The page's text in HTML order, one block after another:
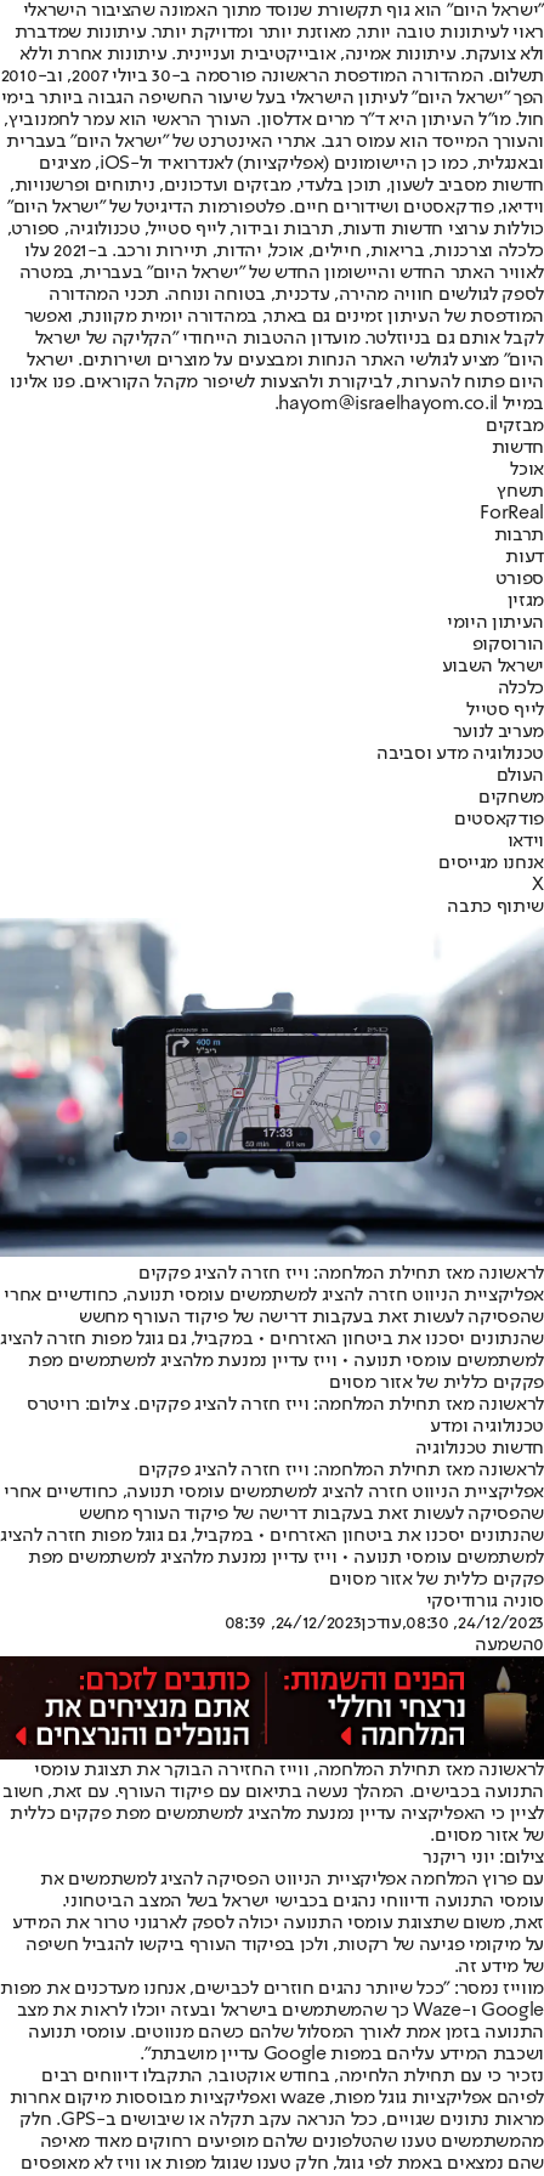
"ישראל היום" הוא גוף תקשורת שנוסד מתוך האמונה שהציבור הישראלי
ראוי לעיתונות טובה יותר, מאוזנת יותר ומדויקת יותר. עיתונות שמדברת
ולא צועקת. עיתונות אמינה, אובייקטיבית ועניינית. עיתונות אחרת וללא
תשלום. המהדורה המודפסת הראשונה פורסמה ב-30 ביולי 2007, וב-2010
הפך "ישראל היום" לעיתון הישראלי בעל שיעור החשיפה הגבוה ביותר בימי
חול. מו"ל העיתון היא ד"ר מרים אדלסון. העורך הראשי הוא עמר לחמנוביץ,
והעורך המייסד הוא עמוס רגב. אתרי האינטרנט של "ישראל היום" בעברית
ובאנגלית, כמו כן היישומונים (אפליקציות) לאנדרואיד ול-iOS, מציגים
חדשות מסביב לשעון, תוכן בלעדי, מבזקים ועדכונים, ניתוחים ופרשנויות,
וידיאו, פודקאסטים ושידורים חיים. פלטפורמות הדיגיטל של "ישראל היום"
כוללות ערוצי חדשות ודעות, תרבות ובידור, לייף סטייל, טכנולוגיה, ספורט,
כלכלה וצרכנות, בריאות, חיילים, אוכל, יהדות, תיירות ורכב. ב-2021 עלו
לאוויר האתר החדש והיישומון החדש של "ישראל היום" בעברית, במטרה
לספק לגולשים חוויה מהירה, עדכנית, בטוחה ונוחה. תכני המהדורה
המודפסת של העיתון זמינים גם באתר, במהדורה יומית מקוונת, ואפשר
לקבל אותם גם בניוזלטר. מועדון ההטבות הייחודי "הקליקה של ישראל
היום" מציע לגולשי האתר הנחות ומבצעים על מוצרים ושירותים. ישראל
היום פתוח להערות, לביקורת ולהצעות לשיפור מקהל הקוראים. פנו אלינו
במייל hayom@israelhayom.co.il.
מבזקים
חדשות
אוכל
תשחץ
ForReal
תרבות
דעות
ספורט
מגזין
העיתון היומי
הורוסקופ
ישראל השבוע
כלכלה
לייף סטייל
מעריב לנוער
טכנולוגיה מדע וסביבה
העולם
משחקים
פודקאסטים
וידאו
אנחנו מגייסים
X
שיתוף כתבה
לראשונה מאז תחילת המלחמה: וייז חזרה להציג פקקים
אפליקציית הניווט חזרה להציג למשתמשים עומסי תנועה, כחודשיים אחרי
שהפסיקה לעשות זאת בעקבות דרישה של פיקוד העורף מחשש
שהנתונים יסכנו את ביטחון האזרחים • במקביל, גם גוגל מפות חזרה להציג
למשתמשים עומסי תנועה • וייז עדיין נמנעת מלהציג למשתמשים מפת
פקקים כללית של אזור מסוים
לראשונה מאז תחילת המלחמה: וייז חזרה להציג פקקים. צילום: רויטרס
טכנולוגיה ומדע
חדשות טכנולוגיה
לראשונה מאז תחילת המלחמה: וייז חזרה להציג פקקים
אפליקציית הניווט חזרה להציג למשתמשים עומסי תנועה, כחודשיים אחרי
שהפסיקה לעשות זאת בעקבות דרישה של פיקוד העורף מחשש
שהנתונים יסכנו את ביטחון האזרחים • במקביל, גם גוגל מפות חזרה להציג
למשתמשים עומסי תנועה • וייז עדיין נמנעת מלהציג למשתמשים מפת
פקקים כללית של אזור מסוים
סוניה גורודיסקי
24/12/2023, 08:30
,עודכן24/12/2023, 08:39
0השמעה
לראשונה מאז תחילת המלחמה, ווייז החזירה הבוקר את תצוגת עומסי
התנועה בכבישים. המהלך נעשה בתיאום עם פיקוד העורף. עם זאת, חשוב
לציין כי האפליקציה עדיין נמנעת מלהציג למשתמשים מפת פקקים כללית
של אזור מסוים.
צילום: יוני ריקנר
עם פרוץ המלחמה אפליקציית הניווט הפסיקה להציג למשתמשים את
עומסי התנועה ודיווחי נהגים בכבישי ישראל בשל המצב הביטחוני.
זאת, משום שתצוגת עומסי התנועה יכולה לספק לארגוני טרור את המידע
על מיקומי פגיעה של רקטות, ולכן בפיקוד העורף ביקשו להגביל חשיפה
של מידע זה.
מווייז נמסר: "ככל שיותר נהגים חוזרים לכבישים, אנחנו מעדכנים את מפות
Google ו-Waze כך שהמשתמשים בישראל ובעזה יוכלו לראות את מצב
התנועה בזמן אמת לאורך המסלול שלהם כשהם מנווטים. עומסי תנועה
ושכבת המידע עליהם במפות Google עדיין מושבתת".
נזכיר כי עם תחילת הלחימה, בחודש אוקטובר, התקבלו דיווחים רבים
לפיהם אפליקציות גוגל מפות, waze ואפליקציות מבוססות מיקום אחרות
מראות נתונים שגויים, ככל הנראה עקב תקלה או שיבושים ב-GPS. חלק
מהמשתמשים טענו שהטלפונים שלהם מופיעים רחוקים מאוד מאיפה
שהם נמצאים באמת לפי גוגל, חלק טענו שגוגל מפות או וויז לא מאופסים